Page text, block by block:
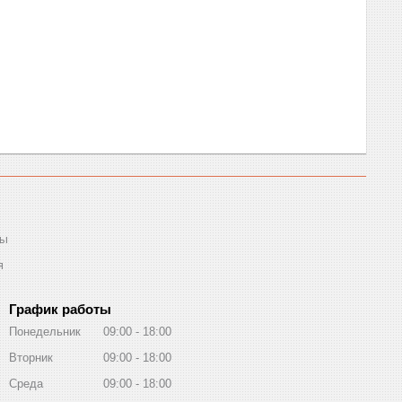
График работы
Понедельник 09:00
18:00
Вторник
09:00
18:00
Среда
09:00 18:00